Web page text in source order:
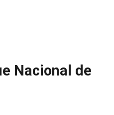
Nacional de